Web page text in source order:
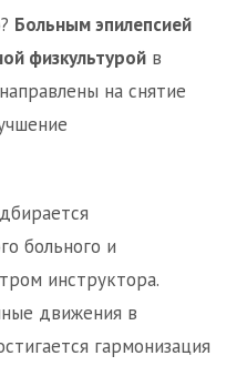
Больным эпилепсией
физкультурой в
на снятие
больного и
инструктора.
движения в
гармонизация